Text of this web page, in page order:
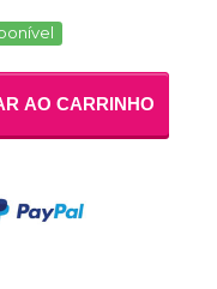
AO CARRINHO